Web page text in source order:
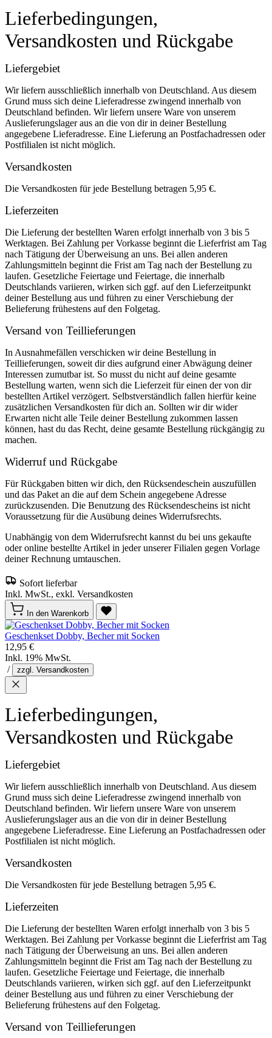
Lieferbedingungen,
Versandkosten und Rückgabe
Liefergebiet
Wir liefern ausschließlich innerhalb von Deutschland. Aus diesem
Grund muss sich deine Lieferadresse zwingend innerhalb von
Deutschland befinden. Wir liefern unsere Ware von unserem
Auslieferungslager aus an die von dir in deiner Bestellung
angegebene Lieferadresse. Eine Lieferung an Postfachadressen oder
Postfilialen ist nicht möglich.
Versandkosten
Die Versandkosten für jede Bestellung betragen 5,95 €.
Lieferzeiten
Die Lieferung der bestellten Waren erfolgt innerhalb von 3 bis 5
Werktagen. Bei Zahlung per Vorkasse beginnt die Lieferfrist am Tag
nach Tätigung der Überweisung an uns. Bei allen anderen
Zahlungsmitteln beginnt die Frist am Tag nach der Bestellung zu
laufen. Gesetzliche Feiertage und Feiertage, die innerhalb
Deutschlands variieren, wirken sich ggf. auf den Lieferzeitpunkt
deiner Bestellung aus und führen zu einer Verschiebung der
Belieferung frühestens auf den Folgetag.
Versand von Teillieferungen
In Ausnahmefällen verschicken wir deine Bestellung in
Teillieferungen, soweit dir dies aufgrund einer Abwägung deiner
Interessen zumutbar ist. So musst du nicht auf deine gesamte
Bestellung warten, wenn sich die Lieferzeit für einen der von dir
bestellten Artikel verzögert. Selbstverständlich fallen hierfür keine
zusätzlichen Versandkosten für dich an. Sollten wir dir wider
Erwarten nicht alle Teile deiner Bestellung zukommen lassen
können, hast du das Recht, deine gesamte Bestellung rückgängig zu
machen.
Widerruf und Rückgabe
Für Rückgaben bitten wir dich, den Rücksendeschein auszufüllen
und das Paket an die auf dem Schein angegebene Adresse
zurückzusenden. Die Benutzung des Rücksendescheins ist nicht
Voraussetzung für die Ausübung deines Widerrufsrechts.
Unabhängig von dem Widerrufsrecht kannst du bei uns gekaufte
oder online bestellte Artikel in jeder unserer Filialen gegen Vorlage
deiner Rechnung umtauschen.
Sofort lieferbar
Inkl. MwSt., exkl. Versandkosten
In den Warenkorb
Geschenkset Dobby, Becher mit Socken
12,95 €
Inkl. 19% MwSt.
/
zzgl. Versandkosten
Lieferbedingungen,
Versandkosten und Rückgabe
Liefergebiet
Wir liefern ausschließlich innerhalb von Deutschland. Aus diesem
Grund muss sich deine Lieferadresse zwingend innerhalb von
Deutschland befinden. Wir liefern unsere Ware von unserem
Auslieferungslager aus an die von dir in deiner Bestellung
angegebene Lieferadresse. Eine Lieferung an Postfachadressen oder
Postfilialen ist nicht möglich.
Versandkosten
Die Versandkosten für jede Bestellung betragen 5,95 €.
Lieferzeiten
Die Lieferung der bestellten Waren erfolgt innerhalb von 3 bis 5
Werktagen. Bei Zahlung per Vorkasse beginnt die Lieferfrist am Tag
nach Tätigung der Überweisung an uns. Bei allen anderen
Zahlungsmitteln beginnt die Frist am Tag nach der Bestellung zu
laufen. Gesetzliche Feiertage und Feiertage, die innerhalb
Deutschlands variieren, wirken sich ggf. auf den Lieferzeitpunkt
deiner Bestellung aus und führen zu einer Verschiebung der
Belieferung frühestens auf den Folgetag.
Versand von Teillieferungen